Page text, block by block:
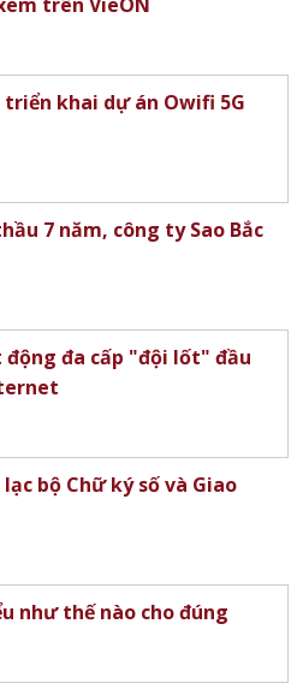
trên VieON
khai dự án Owifi 5G
7 năm, công ty Sao Bắc
đa cấp "đội lốt" đầu
bộ Chữ ký số và Giao
như thế nào cho đúng